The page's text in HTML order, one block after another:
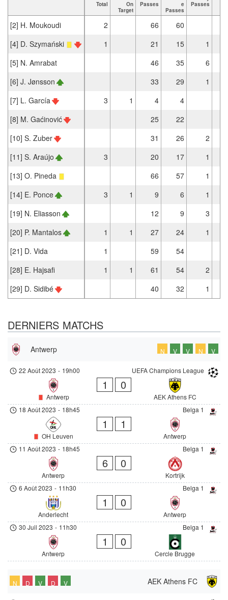
Total
On
Target
Passes
e
Passes
Passes
[2] H. Moukoudi 2 66
60
[4] D. Szymański
1 21 15
1
[5] N. Amrabat
46 35
6
[6] J. Jønsson
33 29
1
[7] L. García
3 1 4
4
[8] M. Gaćinović
25
22
[10] S. Zuber
31 26
2
[11] S. Araújo
3 20 17
1
[13] O. Pineda
66 57
1
[14] E. Ponce
3 1 9 6
1
[19] N. Eliasson
12 9
3
[20] P. Mantalos
1 1 27 24
1
[21] D. Vida
1 59
54
[28] E. Hajsafi
1 1 61 54
2
[29] D. Sidibé
40 32 1
DERNIERS MATCHS
Antwerp N V V N V
UEFA Champions League
22 Août 2023 - 19h00
Antwerp
1 0
AEK Athens FC
Belga 1
18 Août 2023 - 18h45
OH Leuven
1 1
Antwerp
Belga 1
11 Août 2023 - 18h45
Antwerp
6 0
Kortrijk
Belga 1
6 Août 2023 - 11h30
Anderlecht
1 0
Antwerp
Belga 1
30 Juil 2023 - 11h30
Antwerp
1 0
Cercle Brugge
AEK Athens FC
N D V D V